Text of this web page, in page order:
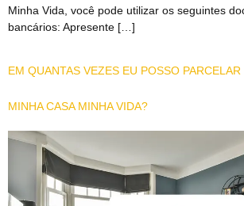
Minha Vida, você pode utilizar os seguintes
bancários: Apresente […]
EM QUANTAS VEZES EU POSSO
MINHA CASA MINHA VIDA?